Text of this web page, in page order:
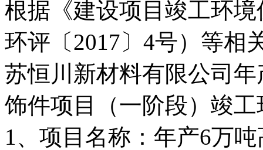
根据《建设项目竣工环
环评〔2017〕 4号）等相
苏恒川新材料有限公司年
饰件项目（一阶段） 竣工
1、项目名称： 年产6万吨